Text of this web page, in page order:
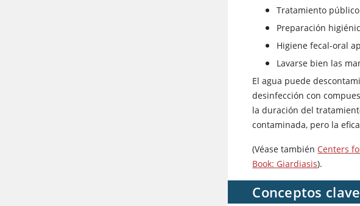
Tratamiento
Preparación
Higiene fecal-oral
Lavarse bien las
El agua puede
desinfección con
la duración del
contaminada, pero la
(Véase también Centers
Book: Giardiasis).
Conceptos clave